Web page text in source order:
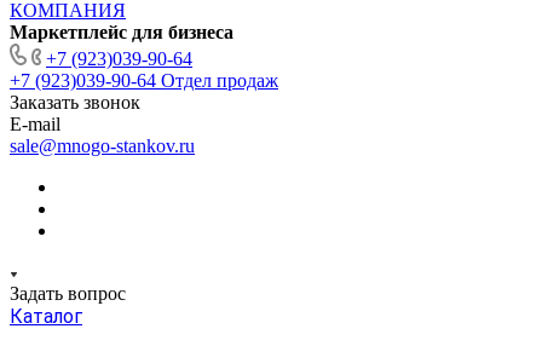
Маркетплейс для бизнеса
+7 (923)039-90-64
+7 (923)039-90-64 Отдел продаж
Заказать звонок
E-mail
sale@mnogo-stankov.ru
Задать вопрос
Каталог